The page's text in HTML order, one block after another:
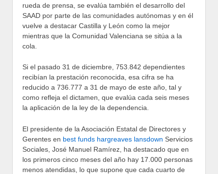
rueda de prensa, se evalúa también el desarrollo del
SAAD por parte de las comunidades autónomas y en él
vuelve a destacar Castilla y León como la mejor
mientras que la Comunidad Valenciana se sitúa a la
cola.
Si el pasado 31 de diciembre, 753.842 dependientes
recibían la prestación reconocida, esa cifra se ha
reducido a 736.777 a 31 de mayo de este año, tal y
como refleja el dictamen, que evalúa cada seis meses
la aplicación de la ley de la dependencia.
El presidente de la Asociación Estatal de Directores y
Gerentes en best funds hargreaves lansdown Servicios
Sociales, José Manuel Ramírez, ha destacado que en
los primeros cinco meses del año hay 17.000 personas
menos atendidas, lo que supone que cada cuarto de